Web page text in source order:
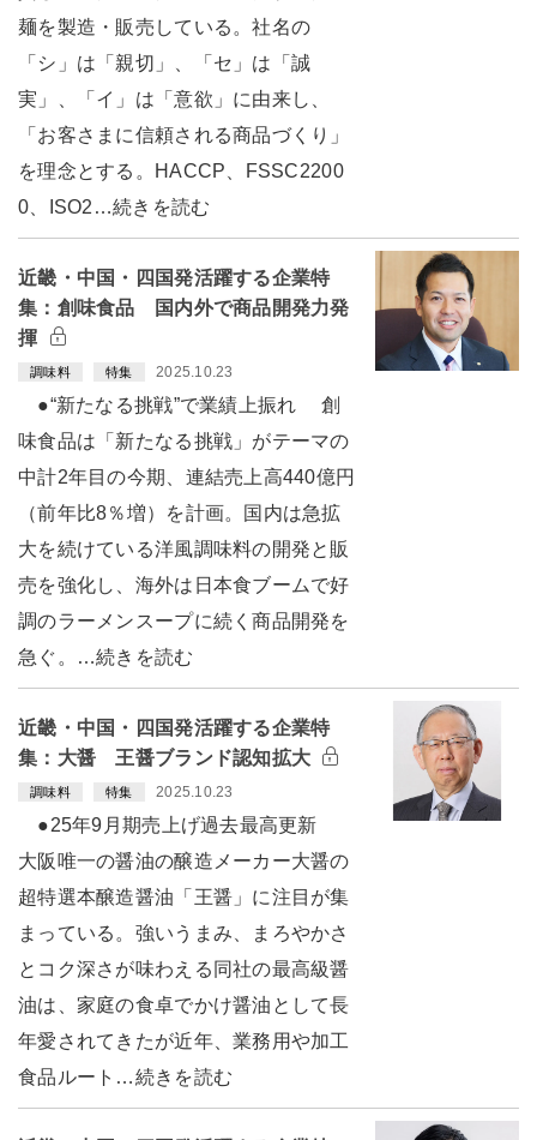
麺を製造・販売している。社名の
「シ」は「親切」、「セ」は「誠
実」、「イ」は「意欲」に由来し、
「お客さまに信頼される商品づくり」
を理念とする。HACCP、FSSC2200
0、ISO2…続きを読む
近畿・中国・四国発活躍する企業特
集：創味食品 国内外で商品開発力発
揮
調味料 特集 2025.10.23
●“新たなる挑戦”で業績上振れ 創
味食品は「新たなる挑戦」がテーマの
中計2年目の今期、連結売上高440億円
（前年比8％増）を計画。国内は急拡
大を続けている洋風調味料の開発と販
売を強化し、海外は日本食ブームで好
調のラーメンスープに続く商品開発を
急ぐ。…続きを読む
近畿・中国・四国発活躍する企業特
集：大醤 王醤ブランド認知拡大
調味料 特集 2025.10.23
●25年9月期売上げ過去最高更新
大阪唯一の醤油の醸造メーカー大醤の
超特選本醸造醤油「王醤」に注目が集
まっている。強いうまみ、まろやかさ
とコク深さが味わえる同社の最高級醤
油は、家庭の食卓でかけ醤油として長
年愛されてきたが近年、業務用や加工
食品ルート…続きを読む